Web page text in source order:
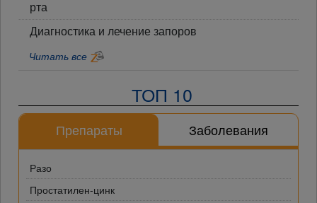
рта
Диагностика и лечение запоров
Читать все
ТОП 10
Препараты Заболевания
Разо
Простатилен-цинк